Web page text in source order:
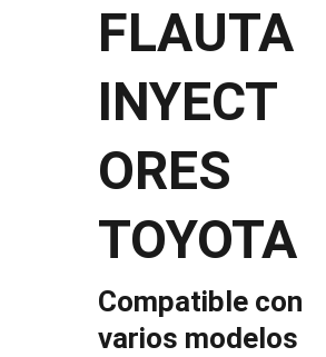
FLAUTA
INYECT
ORES
TOYOTA
Compatible con
varios modelos